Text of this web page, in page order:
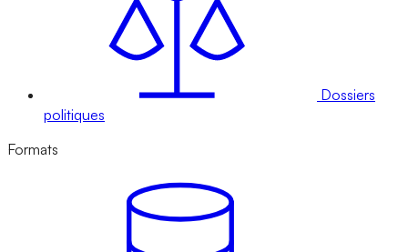
Dossiers
politiques
Formats